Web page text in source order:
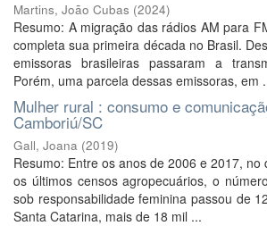
Martins, João Cubas (2024)
Resumo: A migração das rádios AM para
completa sua primeira década no Brasil.
emissoras brasileiras passaram a
Porém, uma parcela dessas emissoras, em
Mulher rural : consumo e
Camboriú/SC
Gall, Joana (2019)
Resumo: Entre os anos de 2006 e 2017, no
os últimos censos agropecuários, o
sob responsabilidade feminina passou de
Santa Catarina, mais de 18 mil ...